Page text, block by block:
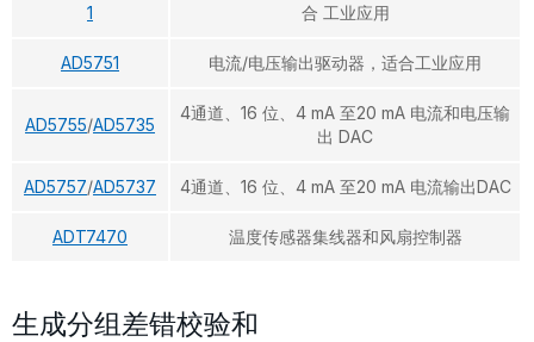
1
合 工业应用
AD5751 电流/电压输出驱动器，适合工业应用
AD5755/AD5735
4通道、16 位、4 mA 至20 mA 电流和电压输
出 DAC
AD5757/AD5737 4通道、16 位、4 mA 至20 mA 电流输出DAC
ADT7470 温度传感器集线器和风扇控制器
生成分组差错校验和